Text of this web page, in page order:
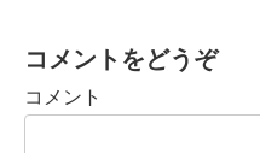
コメントをどうぞ
コメント